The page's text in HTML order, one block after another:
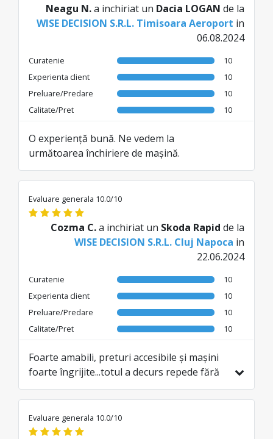
Neagu N.a inchiriat un Dacia LOGAN de la
WISE DECISION S.R.L. Timisoara Aeroport in
06.08.2024
Curatenie
10
Experienta client
10
Preluare/Predare
10
Calitate/Pret
10
O experiență bună. Ne vedem la
următoarea închiriere de mașină.
Evaluare generala 10.0/10
Cozma C.a inchiriat un Skoda Rapid de la
WISE DECISION S.R.L. Cluj Napoca in
22.06.2024
Curatenie
10
Experienta client
10
Preluare/Predare
10
Calitate/Pret
10
Foarte amabili, preturi accesibile și mașini
foarte îngrijite...totul a decurs repede fără
alte taxe..recomand cu încredere
Evaluare generala 10.0/10